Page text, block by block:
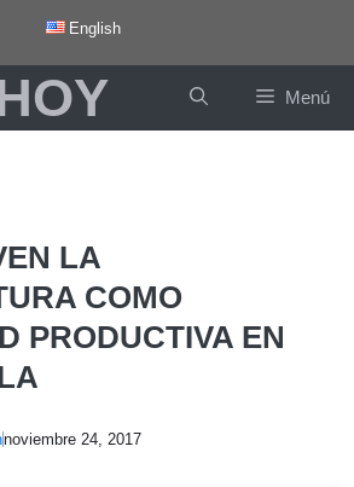
English
Menú
LA
COMO
PRODUCTIVA EN
noviembre 24, 2017